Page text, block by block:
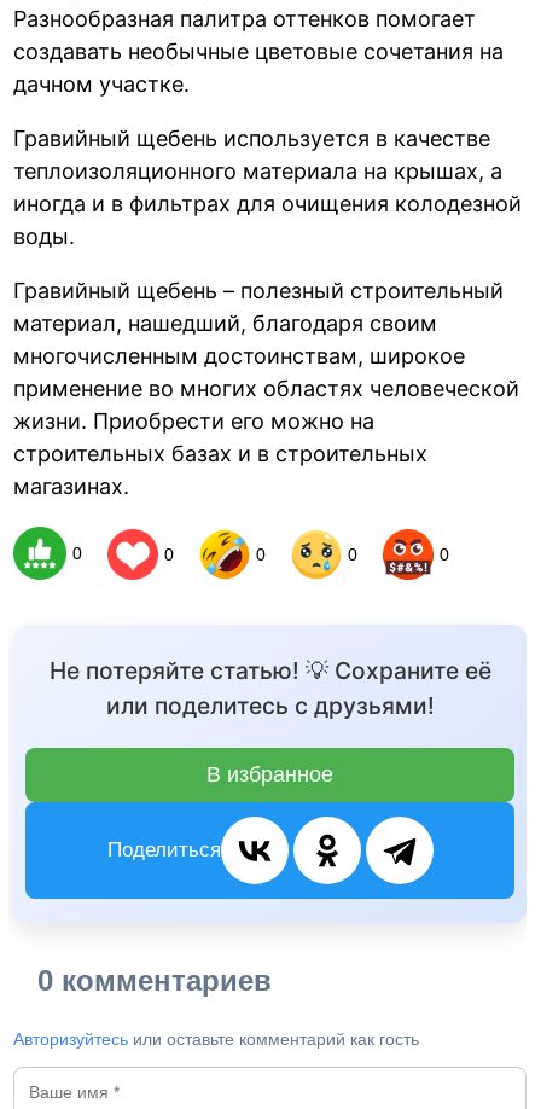
Разнообразная палитра оттенков помогает
создавать необычные цветовые сочетания на
дачном участке.
Гравийный щебень используется в качестве
теплоизоляционного материала на крышах, а
иногда и в фильтрах для очищения колодезной
воды.
Гравийный щебень – полезный строительный
материал, нашедший, благодаря своим
многочисленным достоинствам, широкое
применение во многих областях человеческой
жизни. Приобрести его можно на
строительных базах и в строительных
магазинах.
0 0 0 0 0
Не потеряйте статью! 💡 Сохраните её
или поделитесь с друзьями!
В избранное
Поделиться
0 комментариев
Авторизуйтесь или оставьте комментарий как гость